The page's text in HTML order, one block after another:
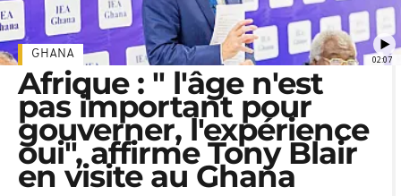
02:07
GHANA
Afrique : " l'âge n'est
pas important pour
gouverner, l'expérience
oui", affirme Tony Blair
en visite au Ghana